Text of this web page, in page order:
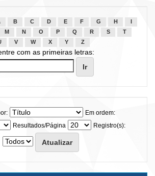
B C D E F G H
M N O P Q R S
T
V W X Y Z
com as primeiras letras:
Em ordem:
Resultados/Página
Registro(s):